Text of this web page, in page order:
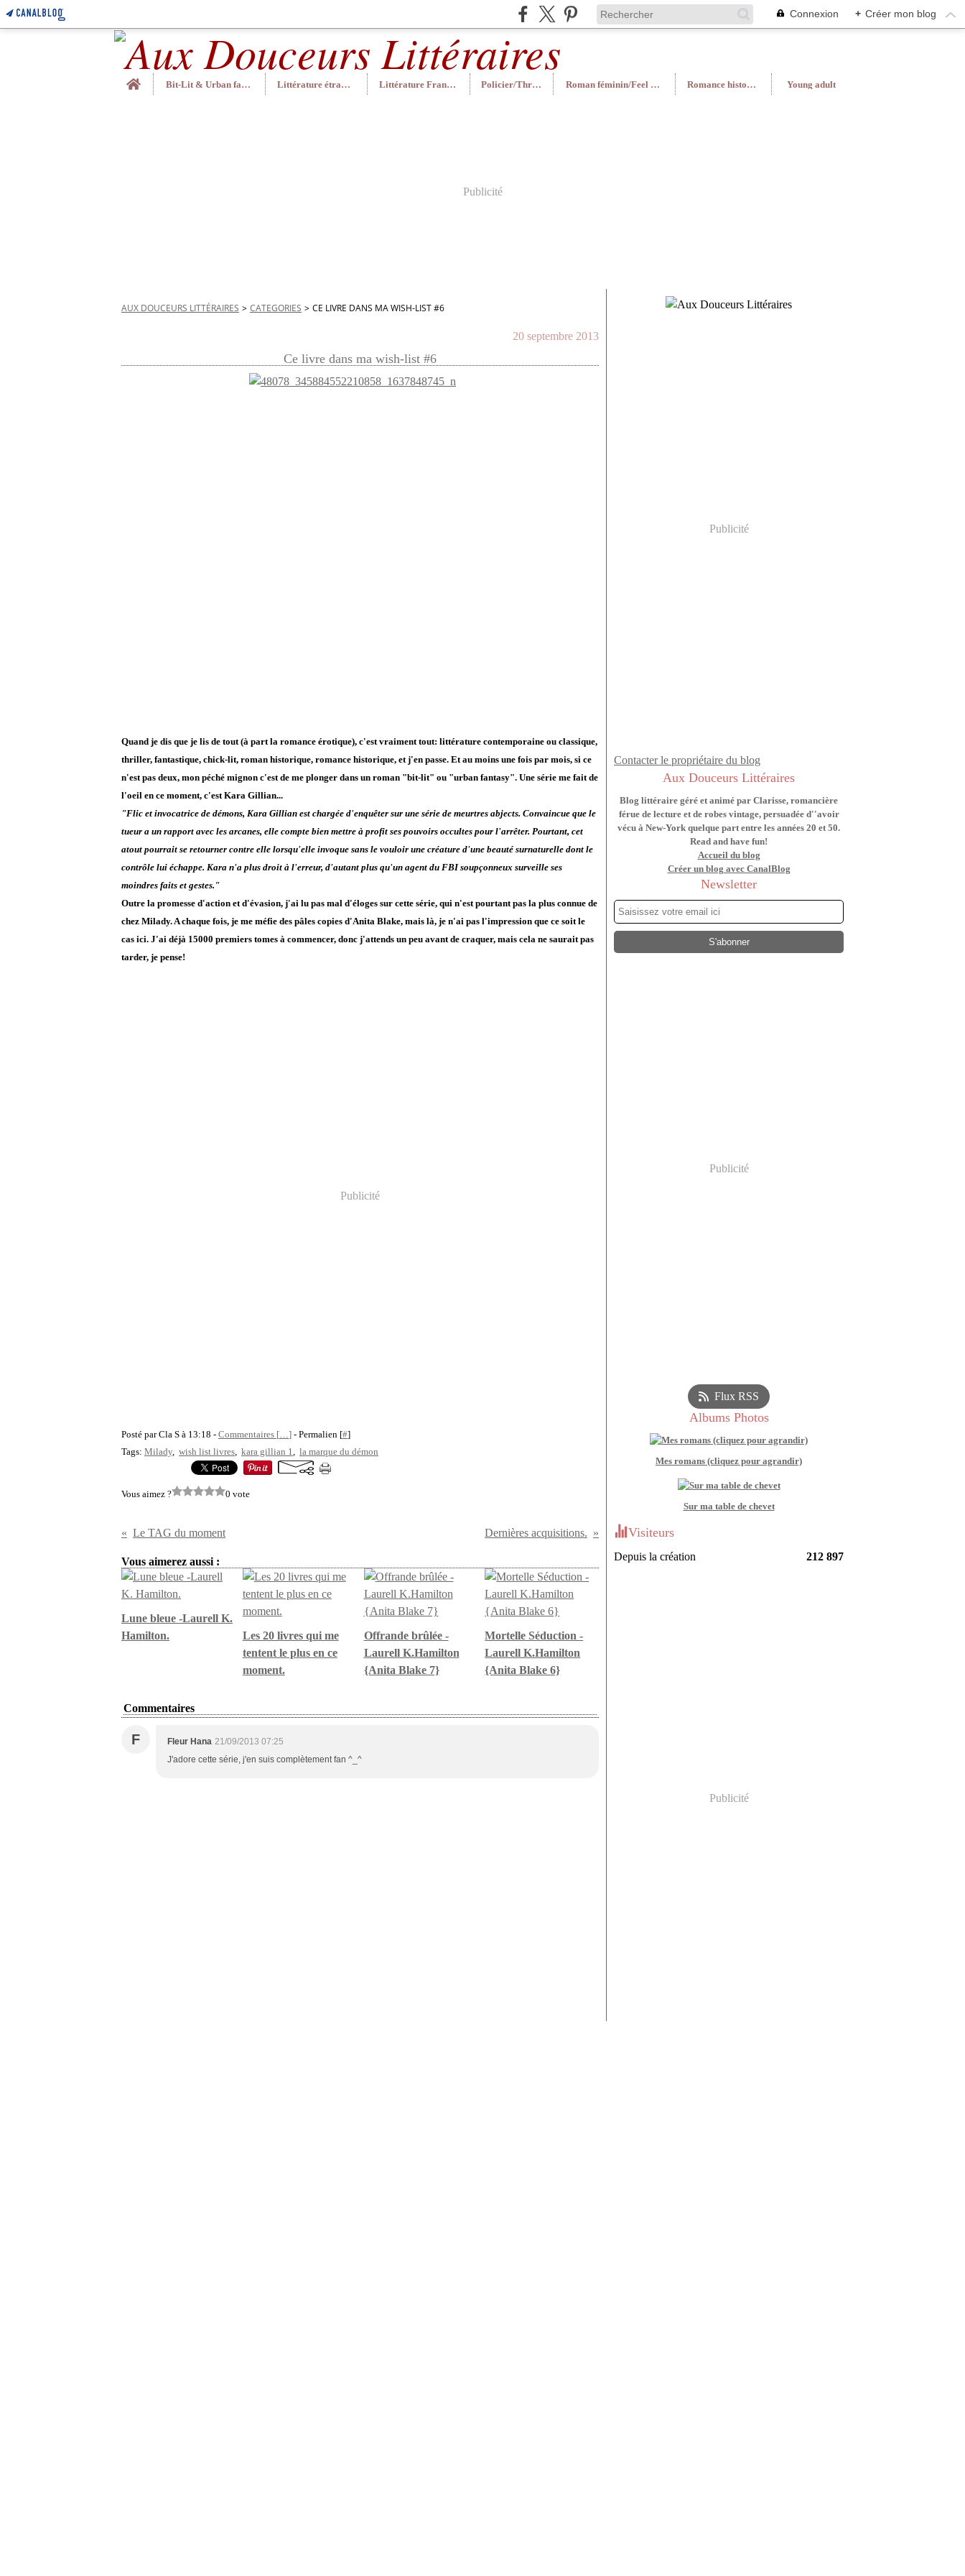
Connexion + Créer mon blog
Home
Bit-Lit & Urban fantasy Littérature étrangère Littérature Française Policier/Thriller Roman féminin/Feel Good Romance historique Young adult
Publicité
AUX DOUCEURS LITTÉRAIRES > CATEGORIES > CE LIVRE DANS MA WISH-LIST #6
20 septembre 2013
Ce livre dans ma wish-list #6
Quand je dis que je lis de tout (à part la romance érotique), c'est vraiment tout: littérature contemporaine ou classique,
thriller, fantastique, chick-lit, roman historique, romance historique, et j'en passe. Et au moins une fois par mois, si ce
n'est pas deux, mon péché mignon c'est de me plonger dans un roman "bit-lit" ou "urban fantasy". Une série me fait de
l'oeil en ce moment, c'est Kara Gillian...
"Flic et invocatrice de démons, Kara Gillian est chargée d'enquêter sur une série de meurtres abjects. Convaincue que le
tueur a un rapport avec les arcanes, elle compte bien mettre à profit ses pouvoirs occultes pour l'arrêter. Pourtant, cet
atout pourrait se retourner contre elle lorsqu'elle invoque sans le vouloir une créature d'une beauté surnaturelle dont le
contrôle lui échappe. Kara n'a plus droit à l'erreur, d'autant plus qu'un agent du FBI soupçonneux surveille ses
moindres faits et gestes."
Outre la promesse d'action et d'évasion, j'ai lu pas mal d'éloges sur cette série, qui n'est pourtant pas la plus connue de
chez Milady. A chaque fois, je me méfie des pâles copies d'Anita Blake, mais là, je n'ai pas l'impression que ce soit le
cas ici. J'ai déjà 15000 premiers tomes à commencer, donc j'attends un peu avant de craquer, mais cela ne saurait pas
tarder, je pense!
Publicité
Posté par Cla S à 13:18 - Commentaires […] - Permalien [#]
Tags: Milady, wish list livres, kara gillian 1, la marque du démon
Vous aimez ? 0 vote
Le TAG du moment Dernières acquisitions.
Vous aimerez aussi :
Lune bleue -Laurell K.
Hamilton.
Les 20 livres qui me
tentent le plus en ce
moment.
Offrande brûlée -
Laurell K.Hamilton
{Anita Blake 7}
Mortelle Séduction -
Laurell K.Hamilton
{Anita Blake 6}
Commentaires
F Fleur Hana 21/09/2013 07:25
J'adore cette série, j'en suis complètement fan ^_^
Publicité
Contacter le propriétaire du blog
Aux Douceurs Littéraires
Blog littéraire géré et animé par Clarisse, romancière
férue de lecture et de robes vintage, persuadée d''avoir
vécu à New-York quelque part entre les années 20 et 50.
Read and have fun!
Accueil du blog
Créer un blog avec CanalBlog
Newsletter
Publicité
Flux RSS
Albums Photos
Mes romans (cliquez pour agrandir)
Sur ma table de chevet
Visiteurs
Depuis la création 212 897
Publicité